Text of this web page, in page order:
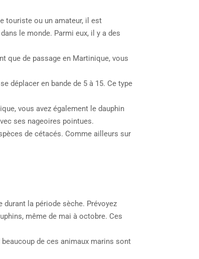
touriste ou un amateur, il est
le monde. Parmi eux, il y a des
que de passage en Martinique, vous
déplacer en bande de 5 à 15. Ce type
vous avez également le dauphin
ses nageoires pointues.
de cétacés. Comme ailleurs sur
durant la période sèche. Prévoyez
même de mai à octobre. Ces
de ces animaux marins sont